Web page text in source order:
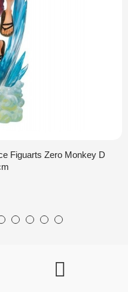
Figuarts Zero Monkey D